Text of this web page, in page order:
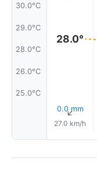
30.0°C
29.0°C
28.0°C
26.0°C
25.0°C
28.0°
0.0 mm
↑
27.0 km/h